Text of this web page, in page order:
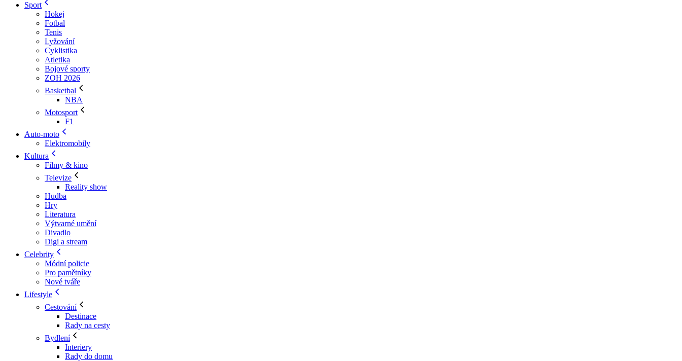
Sport
Hokej
Fotbal
Tenis
Lyžování
Cyklistika
Atletika
Bojové sporty
ZOH 2026
Basketbal
NBA
Motosport
F1
Auto-moto
Elektromobily
Kultura
Filmy & kino
Televize
Reality show
Hudba
Hry
Literatura
Výtvarné umění
Divadlo
Digi a stream
Celebrity
Módní policie
Pro pamětníky
Nové tváře
Lifestyle
Cestování
Destinace
Rady na cesty
Bydlení
Interiery
Rady do domu